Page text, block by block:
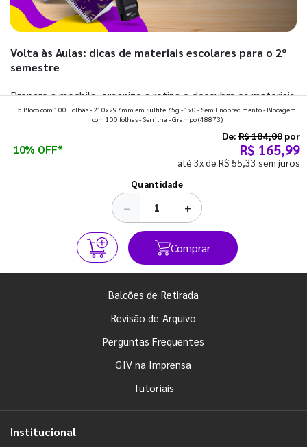
Volta às Aulas: dicas de materiais escolares para o 2º
semestre
Prepare a mochila, organize a rotina e descubra os materiais
que fazem toda diferença para começar o segundo
5 Bloco com 100 Folhas - 210x297mm em Sulfite 75g - 1x0 - Sem Enobrecimento - Blocagem
com 100 folhas - Serrilha - Grampo(48873)
10% OFF*
De: R$ 184,00 por
R$ 165,99
até 3x de R$ 55,33 sem juros
Quantidade
− +
Comprar
Balcões de Retirada
Revisão de Arquivo
Perguntas Frequentes
GIV na Imprensa
Tutoriais
Institucional